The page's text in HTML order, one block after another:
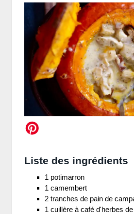
Liste des ingrédients
1 potimarron
1 camembert
2 tranches de pain de
1 cuillère à café d'herbes